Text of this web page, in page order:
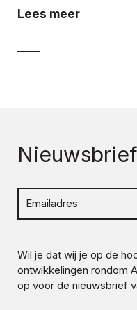
Lees meer
Nieuwsbrief
Wil je dat wij je op de
ontwikkelingen rondom
op voor de nieuwsbrief